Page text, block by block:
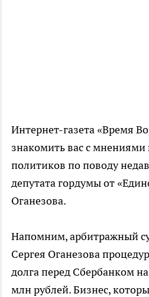
Интернет-газета «Время
знакомить вас с
политиков по поводу
депутата гордумы от
Оганезова.
Напомним, арбитражный
Сергея Оганезова
долга перед Сбербанком
млн рублей. Бизнес,